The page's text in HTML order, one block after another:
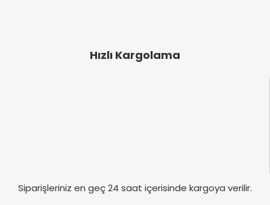
Hızlı Kargolama
Siparişleriniz en geç 24 saat içerisinde kargoya verilir.